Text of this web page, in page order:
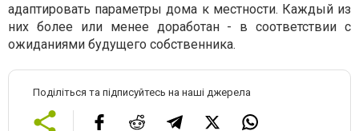
адаптировать параметры дома к местности. Каждый из
них более или менее доработан - в соответствии с
ожиданиями будущего собственника.
Поділіться та підписуйтесь на наші джерела